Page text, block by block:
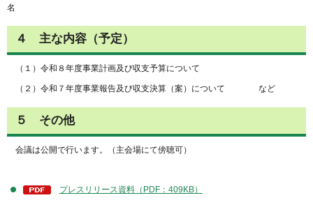
名
４ 主な内容（予定）
（１）令和８年度事業計画及び収支予算について
（２）令和７年度事業報告及び収支決算（案）について など
５ その他
会議は公開で行います。（主会場にて傍聴可）
プレスリリース資料（PDF：409KB）